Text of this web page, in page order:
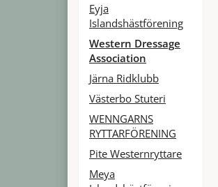
Eyja
Islandshästförening
Western Dressage
Association
Järna Ridklubb
Västerbo Stuteri
WENNGARNS
RYTTARFÖRENING
Pite Westernryttare
Meya